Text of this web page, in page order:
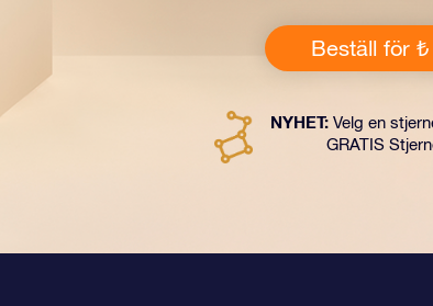
Beställ för
NYHET: Velg en
GRATIS